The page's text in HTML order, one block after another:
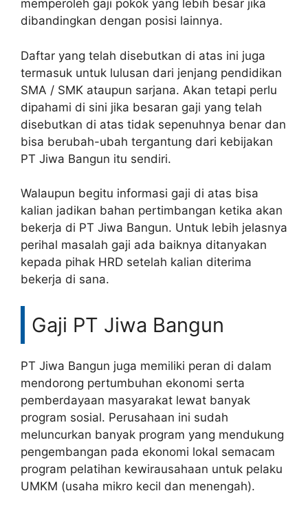
memperoleh gaji pokok yang lebih besar jika
dibandingkan dengan posisi lainnya.
Daftar yang telah disebutkan di atas ini juga
termasuk untuk lulusan dari jenjang pendidikan
SMA / SMK ataupun sarjana. Akan tetapi perlu
dipahami di sini jika besaran gaji yang telah
disebutkan di atas tidak sepenuhnya benar dan
bisa berubah-ubah tergantung dari kebijakan
PT Jiwa Bangun itu sendiri.
Walaupun begitu informasi gaji di atas bisa
kalian jadikan bahan pertimbangan ketika akan
bekerja di PT Jiwa Bangun. Untuk lebih jelasnya
perihal masalah gaji ada baiknya ditanyakan
kepada pihak HRD setelah kalian diterima
bekerja di sana.
Gaji PT Jiwa Bangun
PT Jiwa Bangun juga memiliki peran di dalam
mendorong pertumbuhan ekonomi serta
pemberdayaan masyarakat lewat banyak
program sosial. Perusahaan ini sudah
meluncurkan banyak program yang mendukung
pengembangan pada ekonomi lokal semacam
program pelatihan kewirausahaan untuk pelaku
UMKM (usaha mikro kecil dan menengah).